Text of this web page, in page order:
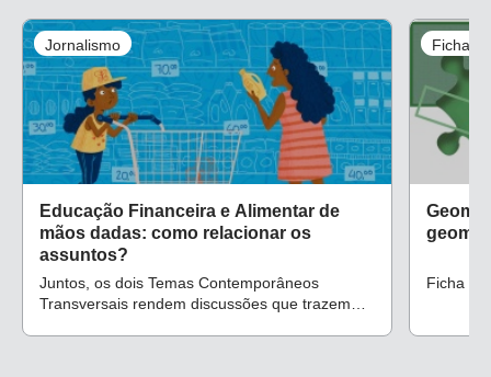
Jornalismo
Educação Financeira e Alimentar de
mãos dadas: como relacionar os
assuntos?
Juntos, os dois Temas Contemporâneos
Transversais rendem discussões que trazem
Ficha
Ficha